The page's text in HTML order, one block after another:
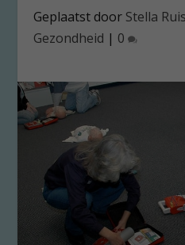
Geplaatst door Stella
Gezondheid | 0